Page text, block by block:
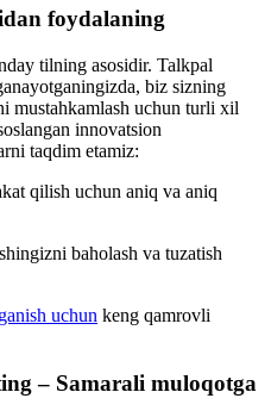
foydalaning
tilning asosidir. Talkpal
biz sizning
mustahkamlash uchun turli xil
innovatsion
taqdim etamiz:
qilish uchun aniq va aniq
baholash va tuzatish
uchun keng qamrovli
– Samarali muloqotga